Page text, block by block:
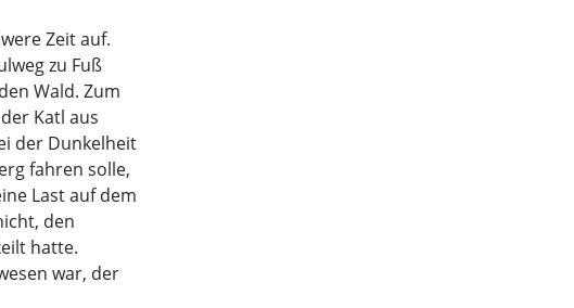
Zeit auf.
zu Fuß
Wald. Zum
Katl aus
der Dunkelheit
fahren solle,
Last auf dem
den
hatte.
war, der